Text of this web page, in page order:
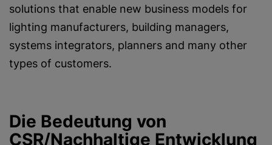
solutions that enable new business models for
lighting manufacturers, building managers,
systems integrators, planners and many other
types of customers.
Die Bedeutung von
CSR/Nachhaltige Entwicklung